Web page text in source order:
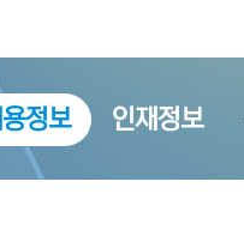
정보 인재정보